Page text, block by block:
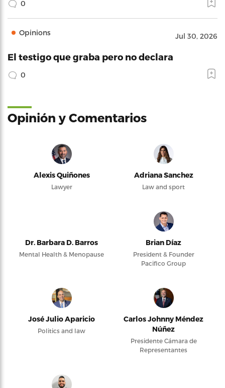
0
Opinions Jul 30, 2026
El testigo que graba pero no declara
0
Opinión y Comentarios
Alexis Quiñones
Lawyer
Adriana Sanchez
Law and sport
Dr. Barbara D. Barros
Mental Health & Menopause
Brian Díaz
President & Founder
Pacifico Group
José Julio Aparicio
Politics and law
Carlos Johnny Méndez
Núñez
Presidente Cámara de
Representantes